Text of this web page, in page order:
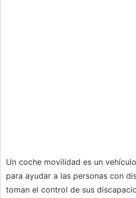
Un coche movilidad es un
para ayudar a las personas con
toman el control de sus